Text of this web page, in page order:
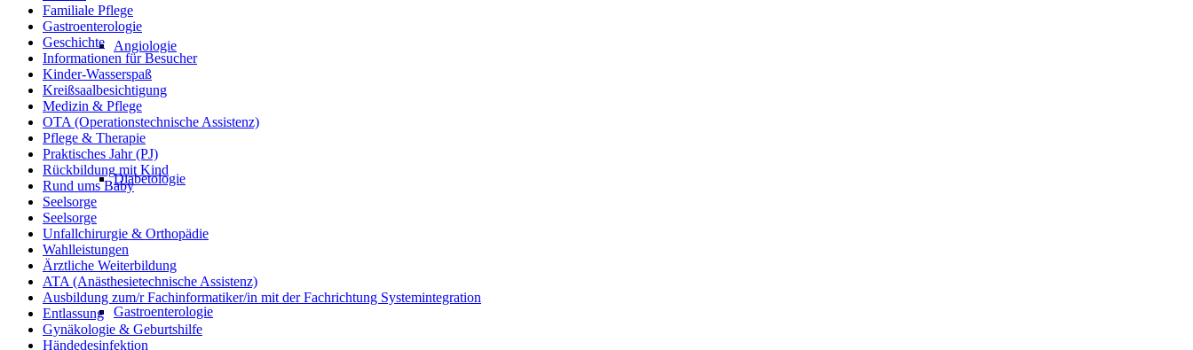
Angiologie
Diabetologie
Gastroenterologie
Familiale Pflege
Gastroenterologie
Geschichte
Informationen für Besucher
Kinder-Wasserspaß
Kreißsaalbesichtigung
Medizin & Pflege
OTA (Operationstechnische Assistenz)
Pflege & Therapie
Praktisches Jahr (PJ)
Rückbildung mit Kind
Rund ums Baby
Seelsorge
Seelsorge
Unfallchirurgie & Orthopädie
Wahlleistungen
Ärztliche Weiterbildung
ATA (Anästhesietechnische Assistenz)
Ausbildung zum/r Fachinformatiker/in mit der Fachrichtung Systemintegration
Entlassung
Gynäkologie & Geburtshilfe
Händedesinfektion